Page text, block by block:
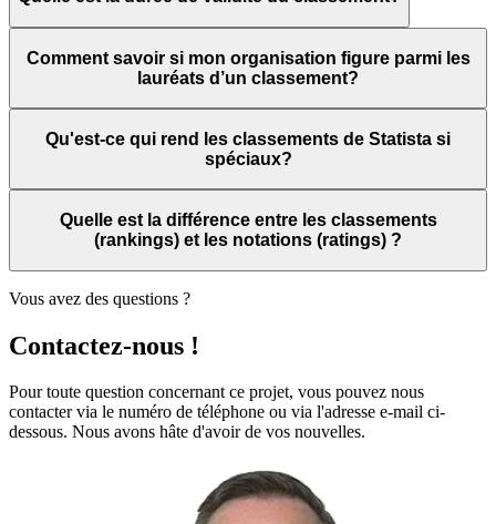
Comment savoir si mon organisation figure parmi les
lauréats d’un classement?
Qu'est-ce qui rend les classements de Statista si
spéciaux?
Quelle est la différence entre les classements
(rankings) et les notations (ratings) ?
Vous avez des questions ?
Contactez-nous !
Pour toute question concernant ce projet, vous pouvez nous
contacter via le numéro de téléphone ou via l'adresse e-mail ci-
dessous. Nous avons hâte d'avoir de vos nouvelles.